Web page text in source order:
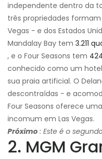
independente dentro da
três propriedades
Vegas - e dos Estados
Mandalay Bay tem 3.211
, e o Four Seasons tem
conhecido como um
sua praia artificial. O
descontraídas - e
Four Seasons oferece
incomum em Las Vegas.
Próximo : Este é o
2. MGM